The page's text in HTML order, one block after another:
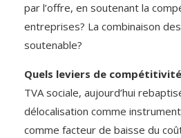
par l’offre, en soutenant la
entreprises? La combinaison
soutenable?
Quels leviers de
TVA sociale, aujourd’hui
délocalisation comme
comme facteur de baisse du